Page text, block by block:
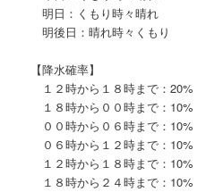
明日：くもり時々晴れ
明後日：晴れ時々くもり
【降水確率】
１２時から１８時まで：20%
１８時から００時まで：10%
００時から０６時まで：10%
０６時から１２時まで：10%
１２時から１８時まで：10%
１８時から２４時まで：10%